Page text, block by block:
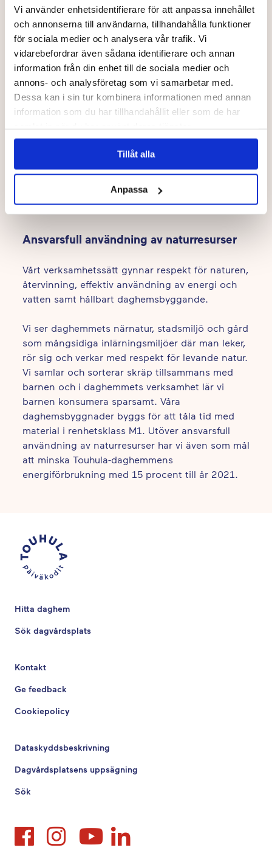
Vi använder enhetsidentifierare för att anpassa innehållet
och annonserna till användarna, tillhandahålla funktioner
för sociala medier och analysera vår trafik. Vi
vidarebefordrar även sådana identifierare och annan
information från din enhet till de sociala medier och
annons- och analysföretag som vi samarbetar med.
Dessa kan i sin tur kombinera informationen med annan
information som du har tillhandahållit eller som de har
Tillåt alla
Anpassa
samt satsar på rengöringsmedel som är säkra att
använda.
Miljöfostran
På våra daghem är miljöfostran en del av
vardagspedagogiken.
småbarnspedagogik med hänsyn till hållbar
centralt delområde i vår årsplan, där vi betonar
bland annat miljöskydd och att bekanta sig med
återvinning.
Ansvarsfull användning av naturresurser
Vårt verksamhetssätt gynnar respekt för naturen,
återvinning, effektiv användning av energi och
vatten samt hållbart daghemsbyggande.
Vi ser daghemmets närnatur, stadsmiljö och gård
som mångsidiga inlärningsmiljöer där man leker,
rör sig och verkar med respekt för levande natur.
Vi samlar och sorterar skräp tillsammans med
barnen och i daghemmets verksamhet lär vi
barnen konsumera sparsamt. Våra
daghemsbyggnader byggs för att tåla tid med
material i renhetsklass M1. Utöver ansvarsfull
användning av naturresurser har vi även som mål
att minska Touhula-daghemmens
energiförbrukning med 15 procent till år 2021.
Hitta daghem
Sök dagvårdsplats
Kontakt
Ge feedback
Cookiepolicy
Dataskyddsbeskrivning
Dagvårdsplatsens uppsägning
Sök